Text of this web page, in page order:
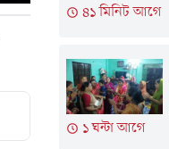
৪১ মিনিট আগে
১ ঘন্টা আগে